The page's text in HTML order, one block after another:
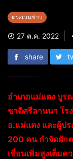
ตระเวนข่าว
27 ต.ค. 2022
share
อำเภอแม่แตง บูร
ชาติศรีลานนา โ
อ.แม่แตง และผู้ป
200 คน กำจัดผัก
เขื่อนเพิ่มสูงเต็ม